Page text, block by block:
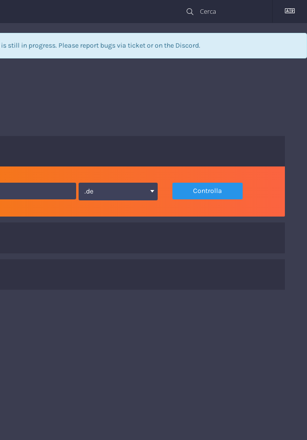
still in progress. Please report bugs via ticketor on the Discord.
.de Controlla